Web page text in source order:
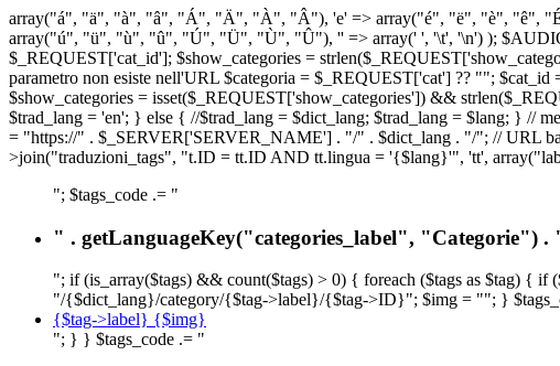
array("á", "ä", "à", "â", "Á", "Ä", "À", "Â"), 'e' => array("é", "ë", "è",
array("ú", "ü", "ù", "û", "Ú", "Ü", "Ù", "Û"), '' => array(' ', '\t', '\n') );
$_REQUEST['cat_id']; $show_categories =
parametro non esiste nell'URL $categoria = $_REQUEST['cat'] ?? "";
$show_categories = isset($_REQUEST['show_categories']) &&
$trad_lang = 'en'; } else { //$trad_lang = $dict_lang; $trad_lang = $lang; } //
= "https://" . $_SERVER['SERVER_NAME'] . "/" . $dict_lang . "/"; // URL
>join("traduzioni_tags", "t.ID = tt.ID AND tt.lingua = '{$lang}'", 'tt',
"; $tags_code .= "
" . getLanguageKey("categories_label", "Categorie") .
"; if (is_array($tags) && count($tags) > 0) { foreach ($tags as $tag) {
"/{$dict_lang}/category/{$tag->label}/{$tag->ID}"; $img = ""; }
{$tag->label} {$img}
"; } } $tags_code .= "